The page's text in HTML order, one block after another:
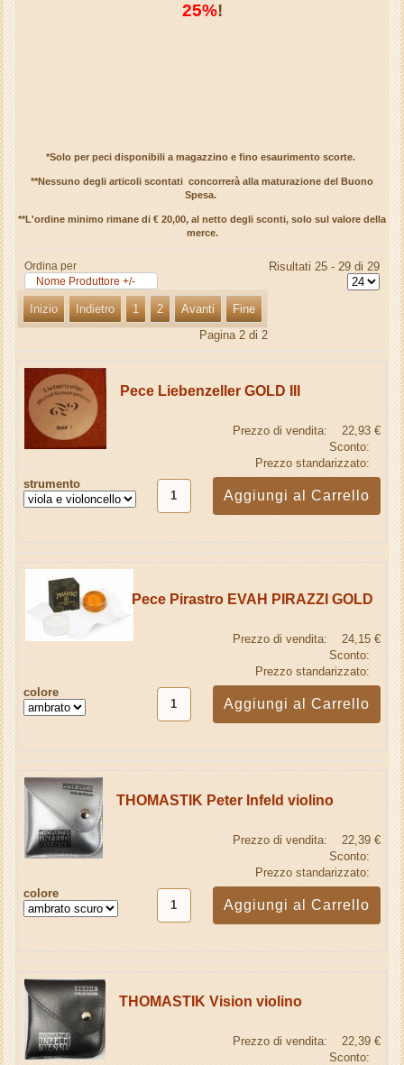
25%!
*Solo per peci disponibili a magazzino e fino esaurimento scorte.
**Nessuno degli articoli scontati concorrerà alla maturazione del Buono
Spesa.
**L'ordine minimo rimane di € 20,00, al netto degli sconti, solo sul valore della
merce.
Ordina per
Nome Produttore +/-
Inizio Indietro 1 2 Avanti
Fine
Pagina 2 di 2
Risultati 25 - 29 di 29
Pece Liebenzeller GOLD III
Prezzo di vendita:
22,93 €
Sconto:
Prezzo standarizzato:
strumento
Pece Pirastro EVAH PIRAZZI GOLD
Prezzo di vendita:
24,15 €
Sconto:
Prezzo standarizzato:
colore
THOMASTIK Peter Infeld violino
Prezzo di vendita:
22,39 €
Sconto:
Prezzo standarizzato:
colore
THOMASTIK Vision violino
Prezzo di vendita:
22,39 €
Sconto: